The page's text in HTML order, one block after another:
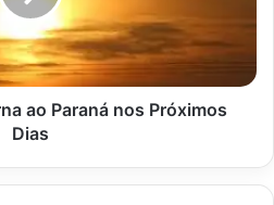
ao Paraná nos Próximos
Dias